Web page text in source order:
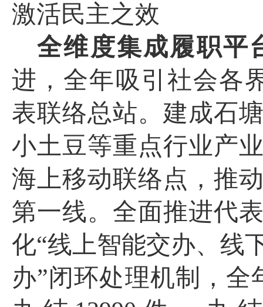
激活民主之效
全维度集成履职平
进， 全年吸引社会各
表联络总站。建成石
小土豆等重点行业产
海上移动联络点，推
第一线。全面推进代
化“线上智能交办、线
办”闭环处理机制，全